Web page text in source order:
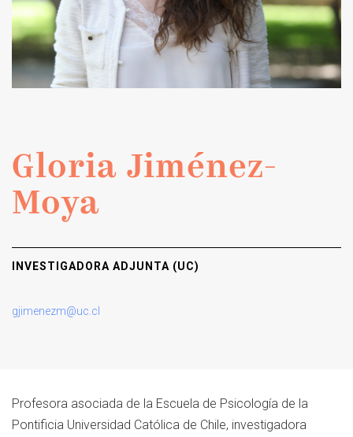
Gloria Jiménez-
Moya
INVESTIGADORA ADJUNTA (UC)
gjimenezm@uc.cl
Profesora asociada de la Escuela de Psicología de la
Pontificia Universidad Católica de Chile, investigadora